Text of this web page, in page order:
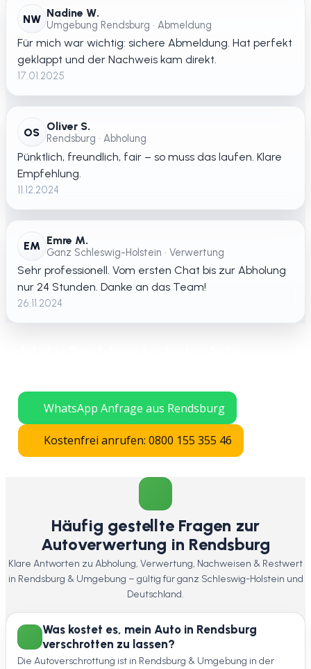
NW Nadine W.
Umgebung Rendsburg • Abmeldung
Für mich war wichtig: sichere Abmeldung. Hat perfekt
geklappt und der Nachweis kam direkt.
17.01.2025
OS Oliver S.
Rendsburg • Abholung
Pünktlich, freundlich, fair – so muss das laufen. Klare
Empfehlung.
11.12.2024
EM Emre M.
Ganz Schleswig-Holstein • Verwertung
Sehr professionell. Vom ersten Chat bis zur Abholung
nur 24 Stunden. Danke an das Team!
26.11.2024
WhatsApp Anfrage aus Rendsburg
Kostenfrei anrufen: 0800 155 355 46
Häufig gestellte Fragen zur
Autoverwertung in Rendsburg
Klare Antworten zu Abholung, Verwertung, Nachweisen & Restwert
in Rendsburg & Umgebung – gültig für ganz Schleswig-Holstein und
Deutschland.
Was kostet es, mein Auto in Rendsburg
verschrotten zu lassen?
Die Autoverschrottung ist in Rendsburg & Umgebung in der